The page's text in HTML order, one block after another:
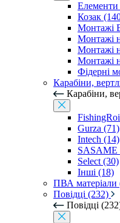
Козак
Монтажі
Монтажі
Монтажі
Монтажі
Фідерні
Карабіни,
Карабіни,
Gurza (71)
Intech (14)
SASAME
Select (30)
Інші (18)
ПВА матеріали
Повідці (232)
Повідці